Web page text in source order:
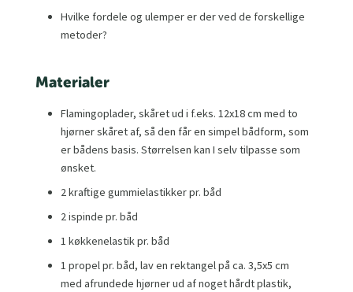
Hvilke fordele og ulemper er der ved de forskellige
metoder?
Materialer
Flamingoplader, skåret ud i f.eks. 12x18 cm med to
hjørner skåret af, så den får en simpel bådform, som
er bådens basis. Størrelsen kan I selv tilpasse som
ønsket.
2 kraftige gummielastikker pr. båd
2 ispinde pr. båd
1 køkkenelastik pr. båd
1 propel pr. båd, lav en rektangel på ca. 3,5x5 cm
med afrundede hjørner ud af noget hårdt plastik,